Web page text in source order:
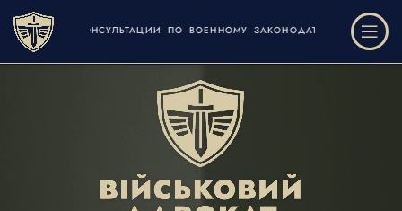
ВОЕННОМУ ЗАКОНОДАТЕЛЬСТВУ